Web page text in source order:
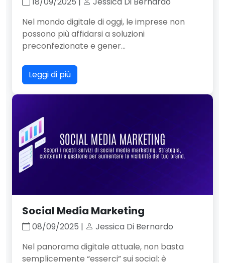
Nel mondo digitale di oggi, le imprese non
possono più affidarsi a soluzioni
preconfezionate e gener...
Leggi di più
Social Media Marketing
08/09/2025 |
Jessica Di Bernardo
Nel panorama digitale attuale, non basta
semplicemente “esserci” sui social: è